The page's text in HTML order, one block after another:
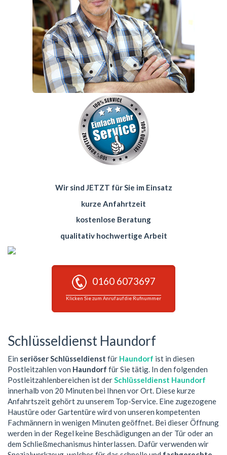
Wir sind JETZT für Sie im Einsatz
kurze Anfahrtzeit
kostenlose Beratung
qualitativ hochwertige Arbeit
0160 6073697
Klicken Sie zum Anruf auf die Rufnummer
Schlüsseldienst Haundorf
Ein seriöser Schlüsseldienst für Haundorf ist in diesen
Postleitzahlen von Haundorf für Sie tätig. In den folgenden
Postleitzahlenbereichen ist derSchlüsseldienst Haundorf
innerhalb von 20 Minuten bei Ihnen vor Ort. Diese kurze
Anfahrtszeit gehört zu unserem Top-Service. Eine zugezogene
Haustüre oder Gartentüre wird von unseren kompetenten
Fachmännern in wenigen Minuten geöffnet. Bei dieser Öffnung
werden in der Regel keine Beschädigungen an der Tür oder an
dem Schließmechanismus hinterlassen. Dafür verwenden wir